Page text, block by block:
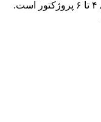
فضاهای شهری به کار می رود، اغلب دارای ۴ تا ۶ پروژکتور است.